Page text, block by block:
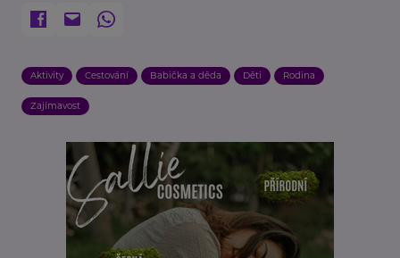
Aktivity Cestování Babička a děda Děti Rodina
Zajímavost